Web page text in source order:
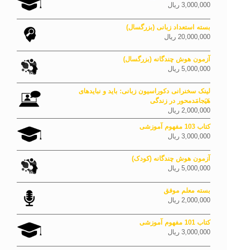
3,000,000 ریال
بسته استعداد زبانی (بزرگسال)
20,000,000 ریال
آزمون هوش چندگانه (بزرگسال)
5,000,000 ریال
لینک سخنرانی دکوراسیون زبانی: باید و نبایدهای
هَیَجامَدمحور در زندگی
2,000,000 ریال
کتاب 103 مفهوم آموزشی
3,000,000 ریال
آزمون هوش چندگانه (کودک)
5,000,000 ریال
بسته معلم موفق
2,000,000 ریال
کتاب 101 مفهوم آموزشی
3,000,000 ریال